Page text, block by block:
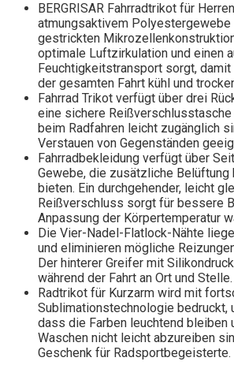
BERGRISAR Fahrradtrikot für
atmungsaktivem Polyestergewebe
gestrickten
optimale Luftzirkulation und einen
Feuchtigkeitstransport sorgt, damit
der gesamten Fahrt kühl und
Fahrrad Trikot verfügt über drei
eine sichere
beim Radfahren leicht zugänglich
Verstauen von Gegenständen
Fahrradbekleidung verfügt über
Gewebe, die zusätzliche
bieten. Ein durchgehender, leicht
Reißverschluss sorgt für bessere
Anpassung der Körpertemperatur
Die Vier-Nadel-Flatlock-Nähte
und eliminieren mögliche
Der hinterer Greifer mit
während der Fahrt an Ort und Stelle.
Radtrikot für Kurzarm wird mit
Sublimationstechnologie bedruckt,
dass die Farben leuchtend bleiben
Waschen nicht leicht abzureiben
Geschenk für Radsportbegeisterte.